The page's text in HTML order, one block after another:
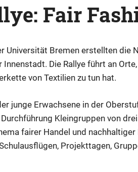
Fair
Universität Bremen erstellten die
Die Rallye führt an
von Textilien zu tun hat.
junge Erwachsene in der
Kleingruppen von
fairer Handel und
Projekttagen,